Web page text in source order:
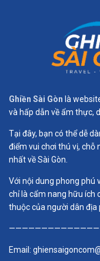
Ghiền Sài Gòn là
và hấp dẫn về ẩm thực,
Tại đây, bạn có thể dễ
điểm vui chơi thú vị, chỗ
nhất về Sài Gòn.
Với nội dung phong phú
chỉ là cẩm nang hữu ích
thuộc của người dân địa
Email: